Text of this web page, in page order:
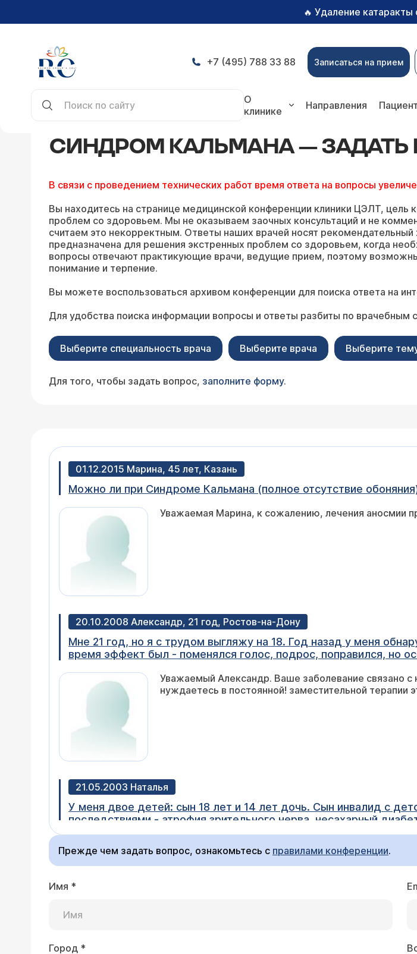
🔥 Удаление
+7 (495) 788 33 88 Записаться на прием
О
клинике
Направления
СИНДРОМ КАЛЬМАНА —
В связи с проведением технических работ время ответа на вопросы
Вы находитесь на странице медицинской конференции клиники ЦЭЛТ,
проблем со здоровьем. Мы не оказываем заочных консультаций и не
считаем это некорректным. Ответы наших врачей носят
предназначена для решения экстренных проблем со здоровьем, когда
вопросы отвечают практикующие врачи, ведущие прием, поэтому
понимание и терпение.
Вы можете воспользоваться архивом конференции для поиска ответа на
Для удобства поиска информации вопросы и ответы разбиты по врачебным
Выберите специальность врача Выберите врача Выберите
Для того, чтобы задать вопрос, заполните форму.
01.12.2015 Марина, 45 лет, Казань
Уважаемая Марина, к сожалению, лечения аносмии
20.10.2008 Александр, 21 год, Ростов-на-Дону
Мне 21 год, но я с трудом выгляжу на 18. Год назад у меня
время эффект был - поменялся голос, подрос, поправился, но
возможно ли, обратившись за помощью уже не в том возрасте,
будет так, как этого бы хотелось?
Уважаемый Александр. Ваше заболевание связано с
нуждаетесь в постоянной! заместительной терапии
21.05.2003 Наталья
У меня двое детей: сын 18 лет и 14 лет дочь. Сын инвалид с детства: синдром Кальмана со всеми вытекающими
последствиями - атрофия зрительного нерва, несахарный диабет, отсутствие обоняния и ожирение. При росте 167 см он
весит 150 кг. Эндокринологи ничем помочь не могут: диета безуспешна, любая операция противопоказана. У дочери тоже
ожирение (рост 166 см, вес 90 кг). Можете ли Вы чем-то помочь?
Синдром Кальмана - врожденное заболевание с поражением гормонов и предполагает ко всему прочему еще и
недоразвитие половых органов. К сожалению, со снижением зрения и отсутствием обоняния ничего сделать нельзя, а
Прежде чем задать вопрос, ознакомьтесь с правилами конференции.
Имя *
Город *